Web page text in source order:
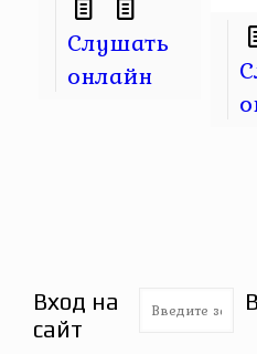
Слушать
онлайн
Вход на
сайт